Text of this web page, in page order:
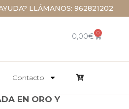
LLÁMANOS: 962821202
0,00€ 0
Contacto
EN ORO Y